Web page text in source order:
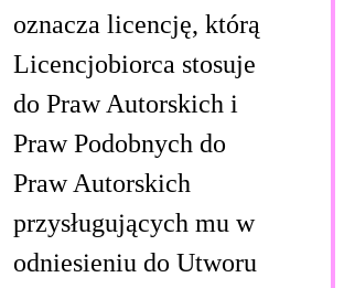
oznacza licencję, którą
Licencjobiorca stosuje
do Praw Autorskich i
Praw Podobnych do
Praw Autorskich
przysługujących mu w
odniesieniu do Utworu